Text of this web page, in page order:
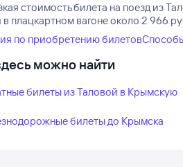
стоимость билета на поезд из
плацкартном вагоне около 2 966
по приобретению билетов
можно найти
билеты из Таловой в Крымскую
билеты до Крымска